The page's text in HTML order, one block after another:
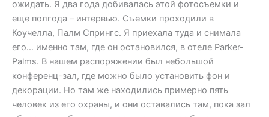
ожидать. Я два года добивалась этой фотосъемки и
еще полгода – интервью. Съемки проходили в
Коучелла, Палм Спрингс. Я приехала туда и снимала
его… именно там, где он остановился, в отеле Parker-
Palms. В нашем распоряжении был небольшой
конференц-зал, где можно было установить фон и
декорации. Но там же находились примерно пять
человек из его охраны, и они оставались там, пока зал